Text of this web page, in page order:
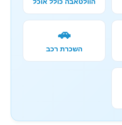
הוולטאבה כולל אוכל
🚗
השכרת רכב